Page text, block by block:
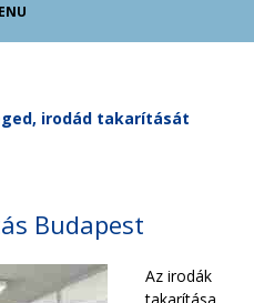
CÉGEKNEK
irodád takarítását
Budapest
Az irodák